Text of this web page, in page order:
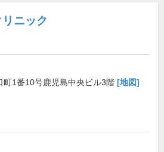
ニック
町1番10号鹿児島中央ビル3階 [地図]